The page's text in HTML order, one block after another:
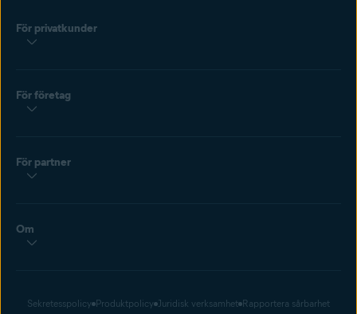
För privatkunder
För företag
För partner
Om
Sekretesspolicy Produktpolicy Juridisk verksamhet Rapportera sårbarhet